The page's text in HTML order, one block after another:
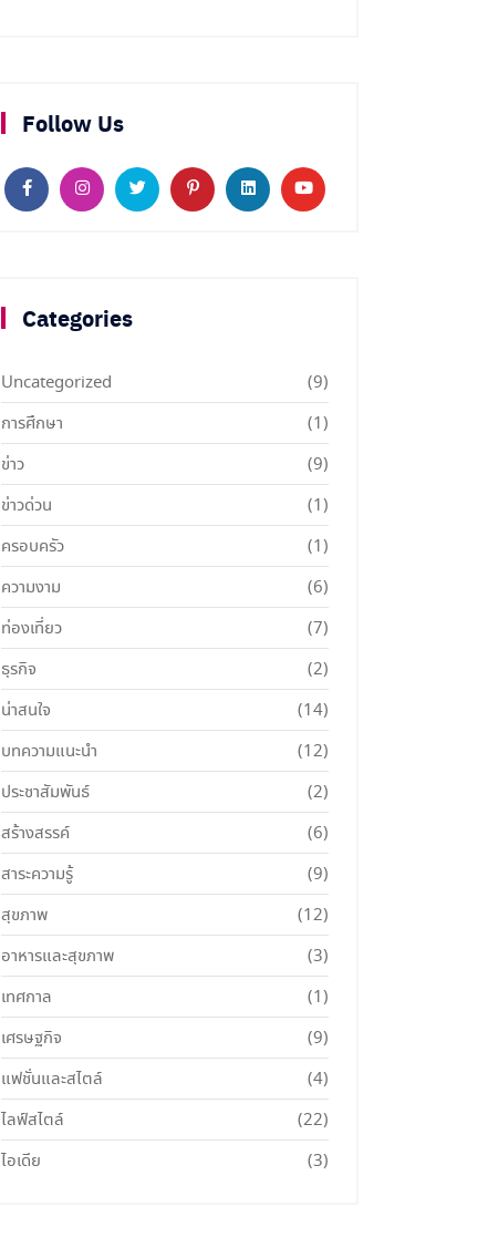
Follow Us
Categories
Uncategorized
(9)
การศึกษา
(1)
ข่าว
(9)
ข่าวด่วน
(1)
ครอบครัว
(1)
ความงาม
(6)
ท่องเที่ยว
(7)
ธุรกิจ
(2)
น่าสนใจ
(14)
บทความแนะนำ
(12)
ประชาสัมพันธ์
(2)
สร้างสรรค์
(6)
สาระความรู้
(9)
สุขภาพ
(12)
อาหารและสุขภาพ
(3)
เทศกาล
(1)
เศรษฐกิจ
(9)
แฟชั่นและสไตล์
(4)
ไลฟ์สไตล์
(22)
ไอเดีย
(3)